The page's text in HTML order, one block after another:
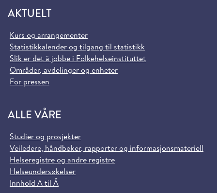
AKTUELT
Kurs og arrangementer
Statistikkalender og tilgang til statistikk
Slik er det å jobbe i Folkehelseinstituttet
Områder, avdelinger og enheter
For pressen
ALLE VÅRE
Studier og prosjekter
Veiledere, håndbøker, rapporter og informasjonsmateriell
Helseregistre og andre registre
Helseundersøkelser
Innhold A til Å